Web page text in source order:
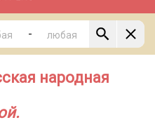
-
народная